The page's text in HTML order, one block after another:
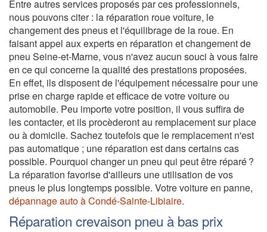
Entre autres services proposés par ces professionnels,
nous pouvons citer : la réparation roue voiture, le
changement des pneus et l'équilibrage de la roue. En
faisant appel aux experts en réparation et changement de
pneu Seine-et-Marne, vous n'avez aucun souci à vous faire
en ce qui concerne la qualité des prestations proposées.
En effet, ils disposent de l'équipement nécessaire pour une
prise en charge rapide et efficace de votre voiture ou
automobile. Peu importe votre position, il vous suffira de
les contacter, et ils procèderont au remplacement sur place
ou à domicile. Sachez toutefois que le remplacement n'est
pas automatique ; une réparation est dans certains cas
possible. Pourquoi changer un pneu qui peut être réparé ?
La réparation favorise d'ailleurs une utilisation de vos
pneus le plus longtemps possible. Votre voiture en panne,
dépannage auto à Condé-Sainte-Libiaire.
Réparation crevaison pneu à bas prix